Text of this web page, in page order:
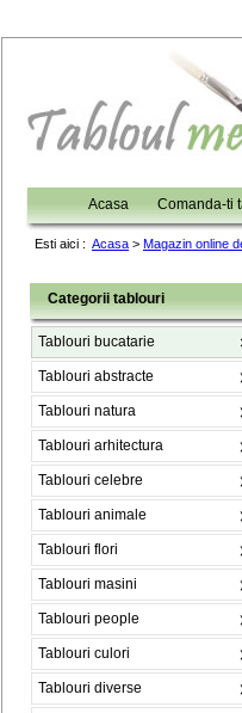
Acasa Comanda-ti
Esti aici : Acasa > Magazin online
Categorii tablouri
Tablouri bucatarie
Tablouri abstracte
Tablouri natura
Tablouri arhitectura
Tablouri celebre
Tablouri animale
Tablouri flori
Tablouri masini
Tablouri people
Tablouri culori
Tablouri diverse